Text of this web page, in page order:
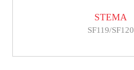
STEMA
SF119/SF120